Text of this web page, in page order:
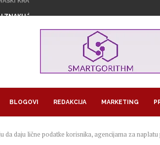
ZNAKU ŽENSKOG...
BLOGOVI REDAKCIJA MARKETING
da daju lične podatke korisnika, agencijama za